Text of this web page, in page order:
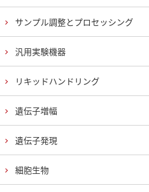
サンプル調整とプロセッシング
汎用実験機器
リキッドハンドリング
遺伝子増幅
遺伝子発現
細胞生物